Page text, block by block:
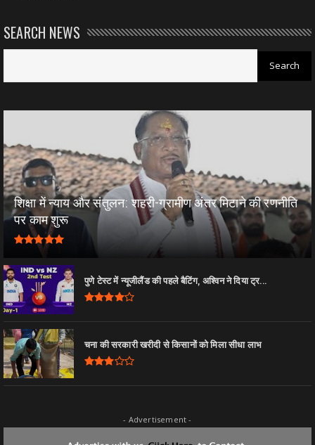
SEARCH NEWS
शिक्षा में न्याय और संतुलन: शहरी-ग्रामीण अंतर मिटाने की रणनीति
पर काम शुरू
पुणे टेस्ट में न्यूजीलैंड की पहले बैटिंग, अश्विन ने दिया ट्र...
चना की सरकारी खरीदी से किसानों को मिला सीधा लाभ
- Advertisement -